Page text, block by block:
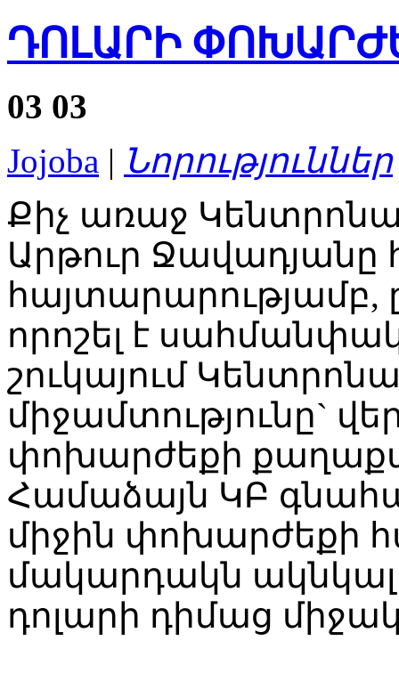
ԴՈԼԱՐԻ
03 03
Jojoba | Նորություններ
Քիչ առաջ
Արթուր Ջավադյանը
հայտարարությամբ,
որոշել է
շուկայում
միջամտությունը`
փոխարժեքի
Համաձայն ԿԲ
միջին փոխարժեքի
մակարդակն
դոլարի դիմաց